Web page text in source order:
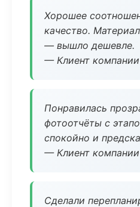
Хорошее
качество.
— вышло дешевле.
— Клиент компании
Понравилась
фотоотчёты с
спокойно и
— Клиент компании
Сделали